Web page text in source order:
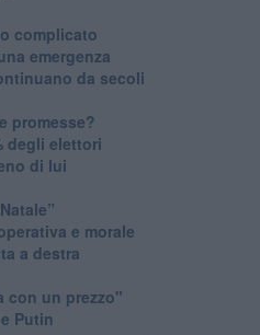
complicato
emergenza
da secoli
promesse?
degli elettori
di lui
e morale
a destra
con un prezzo"
Putin